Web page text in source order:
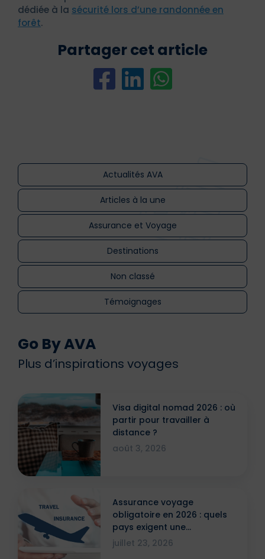
dédiée à la sécurité lors d’une randonnée en
forêt.
Partager cet article
Actualités AVA
Articles à la une
Assurance et Voyage
Destinations
Non classé
Témoignages
Go By AVA
Plus d’inspirations voyages
Visa digital nomad 2026 : où
partir pour travailler à
distance ?
août 3, 2026
Assurance voyage
obligatoire en 2026 : quels
pays exigent une
attestation ?
juillet 23, 2026